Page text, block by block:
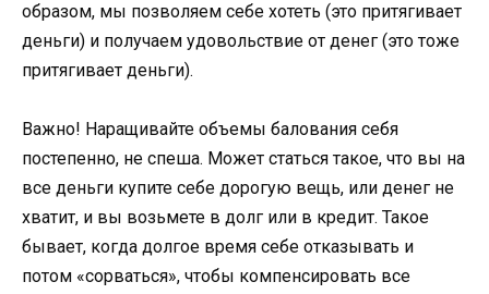
образом, мы позволяем себе хотеть (это притягивает
деньги) и получаем удовольствие от денег (это тоже
притягивает деньги).
Важно! Наращивайте объемы балования себя
постепенно, не спеша. Может статься такое, что вы на
все деньги купите себе дорогую вещь, или денег не
хватит, и вы возьмете в долг или в кредит. Такое
бывает, когда долгое время себе отказывать и
потом «сорваться», чтобы компенсировать все